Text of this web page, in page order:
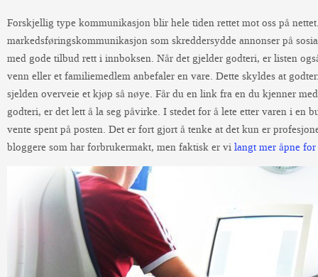
Forskjellig type kommunikasjon blir hele tiden rettet mot oss på
markedsføringskommunikasjon som skreddersydde annonser på
med gode tilbud rett i innboksen. Når det gjelder godteri, er listen
venn eller et familiemedlem anbefaler en vare. Dette skyldes at
sjelden overveie et kjøp så nøye. Får du en link fra en du kjenner
godteri, er det lett å la seg påvirke. I stedet for å lete etter varen i en
vente spent på posten. Det er fort gjort å tenke at det kun er
bloggere som har forbrukermakt, men faktisk er vi langt mer åpne